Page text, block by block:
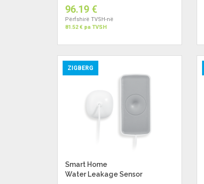
96.19 €
Përfshirë TVSH-në
81.52 € pa TVSH
ZIGBERG
Smart Home
Water Leakage Sensor